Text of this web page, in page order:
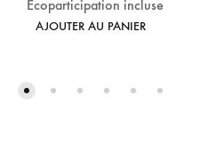
Écoparticipation incluse
AJOUTER AU PANIER